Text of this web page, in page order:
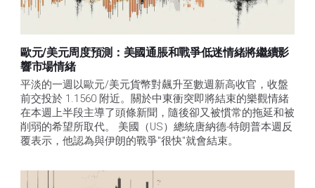
歐元/美元周度預測：美國通脹和戰爭低迷情緒將繼續影
響市場情緒
平淡的一週以歐元/美元貨幣對飆升至數週新高收官，收盤
前交投於 1.1560 附近。關於中東衝突即將結束的樂觀情緒
在本週上半段主導了頭條新聞，隨後卻又被慣常的拖延和被
削弱的希望所取代。 美國（US）總統唐納德-特朗普本週反
覆表示，他認為與伊朗的戰爭"很快"就會結束。